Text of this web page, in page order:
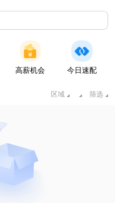
高薪机会 今日速配
区域 筛选